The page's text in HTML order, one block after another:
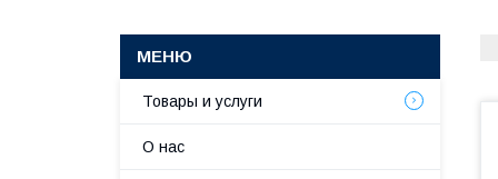
Товары и услуги
О нас